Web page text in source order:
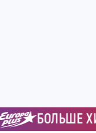
БОЛЬШЕ